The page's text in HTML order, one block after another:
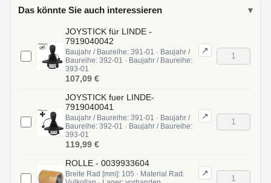
Das könnte Sie auch interessieren ▾
JOYSTICK für LINDE -
7919040042
Baujahr / Baureihe: 391-01 · Baujahr /
Baureihe: 392-01 · Baujahr / Baureihe:
393-01
↗
107,09 €
JOYSTICK fuer LINDE-
7919040041
Baujahr / Baureihe: 391-01 · Baujahr /
Baureihe: 392-01 · Baujahr / Baureihe:
393-01
↗
119,99 €
ROLLE - 0039933604
Breite Rad [mm]: 105 · Material Rad:
↗